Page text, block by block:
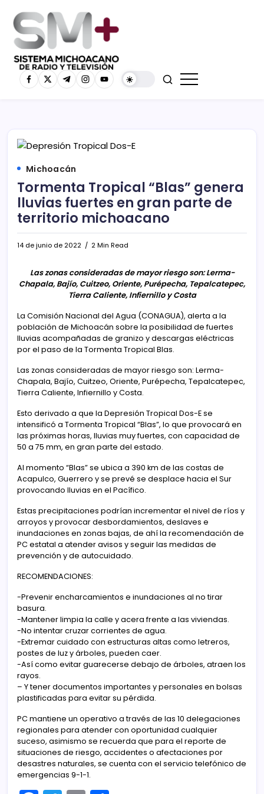
Michoacán
Tormenta Tropical “Blas” genera
lluvias fuertes en gran parte de
territorio michoacano
14 de junio de 2022 2 Min Read
Las zonas consideradas de mayor riesgo son: Lerma-
Chapala, Bajío, Cuitzeo, Oriente, Purépecha, Tepalcatepec,
Tierra Caliente, Infiernillo y Costa
La Comisión Nacional del Agua (CONAGUA), alerta a la
población de Michoacán sobre la posibilidad de fuertes
lluvias acompañadas de granizo y descargas eléctricas
por el paso de la Tormenta Tropical Blas.
Las zonas consideradas de mayor riesgo son: Lerma-
Chapala, Bajío, Cuitzeo, Oriente, Purépecha, Tepalcatepec,
Tierra Caliente, Infiernillo y Costa.
Esto derivado a que la Depresión Tropical Dos-E se
intensificó a Tormenta Tropical “Blas”, lo que provocará en
las próximas horas, lluvias muy fuertes, con capacidad de
50 a 75 mm, en gran parte del estado.
Al momento “Blas” se ubica a 390 km de las costas de
Acapulco, Guerrero y se prevé se desplace hacia el Sur
provocando lluvias en el Pacífico.
Estas precipitaciones podrían incrementar el nivel de ríos y
arroyos y provocar desbordamientos, deslaves e
inundaciones en zonas bajas, de ahí la recomendación de
PC estatal a atender avisos y seguir las medidas de
prevención y de autocuidado.
RECOMENDACIONES:
-Prevenir encharcamientos e inundaciones al no tirar
basura.
-Mantener limpia la calle y acera frente a las viviendas.
-No intentar cruzar corrientes de agua.
-Extremar cuidado con estructuras altas como letreros,
postes de luz y árboles, pueden caer.
-Así como evitar guarecerse debajo de árboles, atraen los
rayos.
– Y tener documentos importantes y personales en bolsas
plastificadas para evitar su pérdida.
PC mantiene un operativo a través de las 10 delegaciones
regionales para atender con oportunidad cualquier
suceso, asimismo se recuerda que para el reporte de
situaciones de riesgo, accidentes o afectaciones por
desastres naturales, se cuenta con el servicio telefónico de
emergencias 9-1-1.